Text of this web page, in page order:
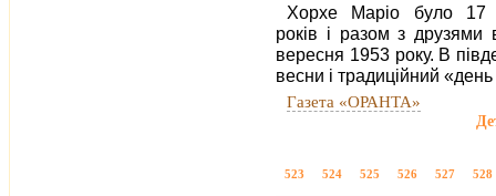
Хорхе Маріо було 17
років і разом з
вересня 1953 року. В
весни і традиційний
Газета «ОРАНТА»
523 524 525 526 527 528